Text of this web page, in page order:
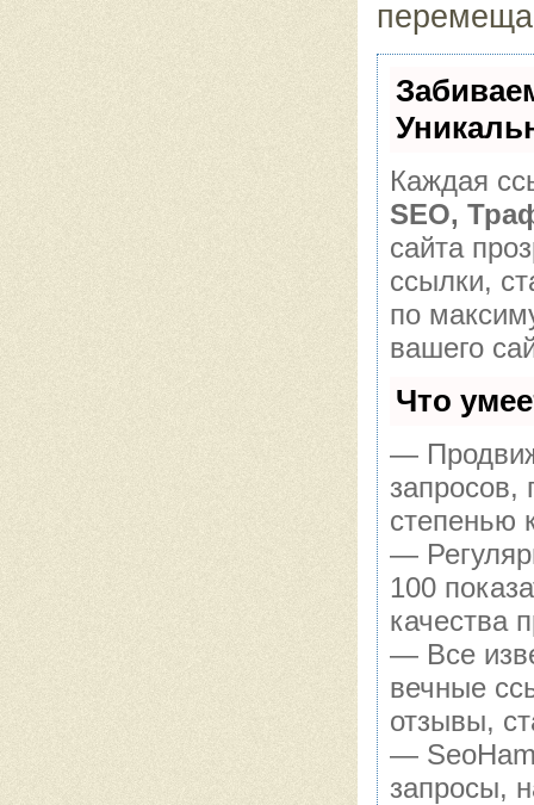
Каждая
SEO,
сайта
ссылки,
по
вашего
Что
—
запросов,
степенью
—
100
качества
— Все
вечные
отзывы,
—
запросы,